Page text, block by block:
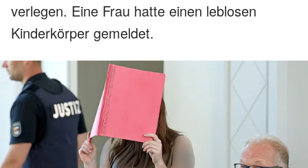
verlegen. Eine Frau hatte einen leblosen
Kinderkörper gemeldet.